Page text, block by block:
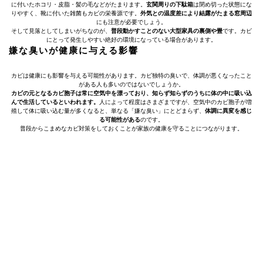
に付いたホコリ・皮脂・髪の毛などがたまります。 玄関周りの下駄箱は閉め切った状態にな
りやすく、靴に付いた雑菌もカビの栄養源です。 外気との温度差により結露がたまる窓周辺
にも注意が必要でしょう。
そして見落としてしまいがちなのが、 普段動かすことのない大型家具の裏側や畳です。カビ
にとって発生しやすい絶好の環境になっている場合があります。
嫌な臭いが健康に与える影響
カビは健康にも影響を与える可能性があります。カビ独特の臭いで、体調が悪くなったこと
がある人も多いのではないでしょうか。
カビの元となるカビ胞子は常に空気中を漂っており、知らず知らずのうちに体の中に吸い込
んで生活しているといわれます。
人によって程度はさまざまですが、空気中のカビ胞子が増
殖して体に吸い込む量が多くなると、単なる「嫌な臭い」にとどまらず、 体調に異変を感じ
る可能性があるのです。
普段からこまめなカビ対策をしておくことが家族の健康を守ることにつながります。